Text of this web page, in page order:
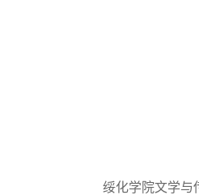
绥化学院文学与